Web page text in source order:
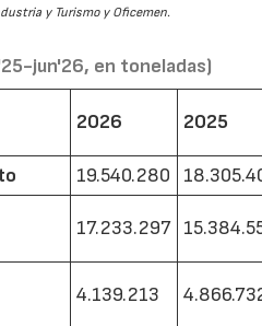
y Turismo y Oficemen.
jun'26, en toneladas)
2026 2025
19.540.280
17.233.297
4.139.213